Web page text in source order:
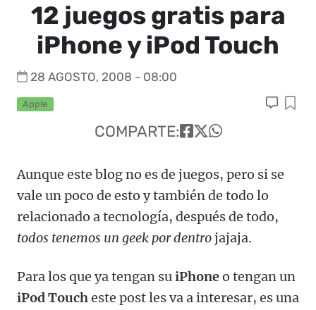
12 juegos gratis para
iPhone y iPod Touch
28 AGOSTO, 2008 - 08:00
Apple
COMPARTE:
Aunque este blog no es de juegos, pero si se
vale un poco de esto y también de todo lo
relacionado a tecnología, después de todo,
todos tenemos un geek por dentrojajaja.
Para los que ya tengan suiPhoneo tengan un
iPod Toucheste post les va a interesar, es una